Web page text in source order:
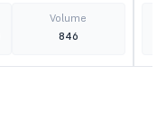
Volume
846